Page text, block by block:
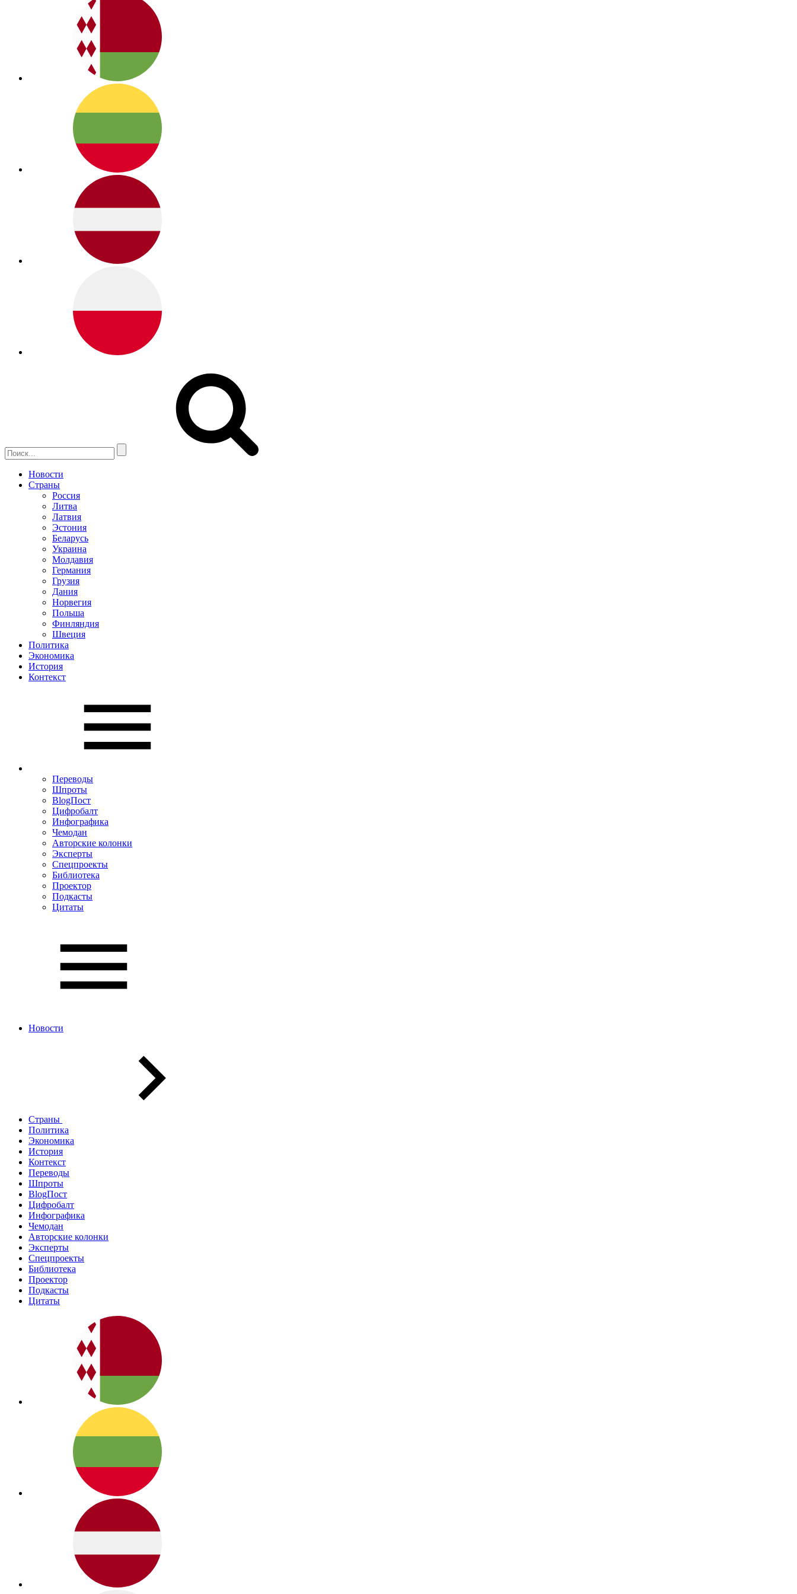
Новости
Страны
Россия
Литва
Латвия
Эстония
Беларусь
Украина
Молдавия
Германия
Грузия
Дания
Норвегия
Польша
Финляндия
Швеция
Политика
Экономика
История
Контекст
Переводы
Шпроты
BlogПост
Цифробалт
Инфографика
Чемодан
Авторские колонки
Эксперты
Спецпроекты
Библиотека
Проектор
Подкасты
Цитаты
Новости
Страны
Политика
Экономика
История
Контекст
Переводы
Шпроты
BlogПост
Цифробалт
Инфографика
Чемодан
Авторские колонки
Эксперты
Спецпроекты
Библиотека
Проектор
Подкасты
Цитаты